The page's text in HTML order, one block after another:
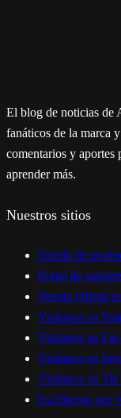
El blog de noticias de
fanáticos de la marca
comentarios y aportes
aprender más.
Nuestros sitios
Tienda de
Portal de
Tienda Oficial
Visitanos en
Visitanos en
Visitanos en
Visitanos en
Escríbenos por